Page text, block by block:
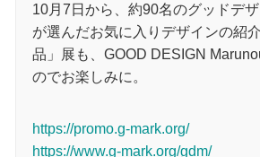
10月7日から、約90名のグッドデ
が選んだお気に入りデザインの紹
品」展も、GOOD DESIGN
のでお楽しみに。
https://promo.g-mark.org/
https://www.g-mark.org/gdm/